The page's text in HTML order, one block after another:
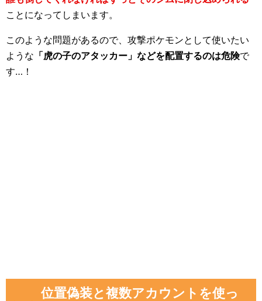
ことになってしまいます。
このような問題があるので、攻撃ポケモンとして使いたい
ような 「虎の子のアタッカー」などを配置するのは危険で
す…！
位置偽装と複数アカウントを使っ